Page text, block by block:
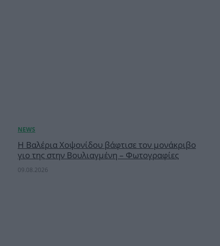
H Βαλέρια Χοψονίδου βάφτισε τον μονάκριβο
γιο της στην Βουλιαγμένη – Φωτογραφίες
09.08.2026